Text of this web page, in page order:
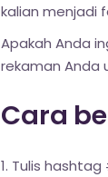
kalian menjadi
Apakah Anda
rekaman Anda
Cara
Tulis